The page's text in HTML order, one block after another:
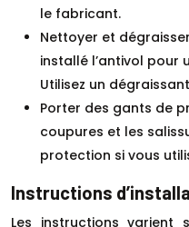
le fabricant.
Nettoyer et
installé l’antivol pour
Utilisez un
Porter des gants de
coupures et les
protection si vous
Instructions
Les instructions varient